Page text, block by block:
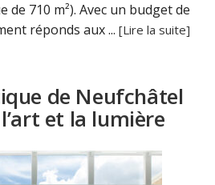
de 710 m²). Avec un budget de
réponds aux ...[Lire la suite]
de Neufchâtel
et la lumière